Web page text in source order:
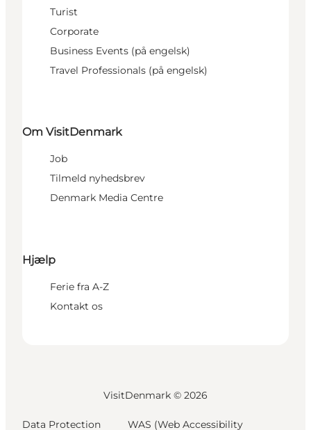
Turist
Corporate
Business Events (på engelsk)
Travel Professionals (på engelsk)
Om VisitDenmark
Job
Tilmeld nyhedsbrev
Denmark Media Centre
Hjælp
Ferie fra A-Z
Kontakt os
VisitDenmark © 2026
Data Protection WAS (Web Accessibility